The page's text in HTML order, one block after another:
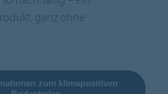
ganz ohne
zum klimapositiven